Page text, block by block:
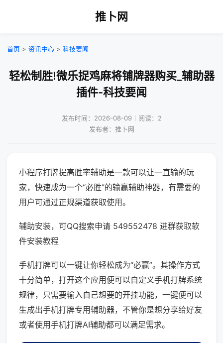
推卜网
首页 > 资讯中心 > 科技要闻
轻松制胜!微乐捉鸡麻将铺牌器购买_辅助器
插件-科技要闻
发布时间：2026-08-09｜阅读：2
发布者：推卜网
小程序打牌提高胜率辅助是一款可以让一直输的玩
家，快速成为一个“必胜”的输赢辅助神器，有需要的
用户可通过正规渠道获取使用。
辅助安装，可QQ搜索申请 549552478 进群获取软
件安装教程
手机打牌可以一键让你轻松成为“必赢”。其操作方式
十分简单，打开这个应用便可以自定义手机打牌系统
规律，只需要输入自己想要的开挂功能，一键便可以
生成出手机打牌专用辅助器，不管你是想分享给好友
或者使用手机打牌AI辅助都可以满足需求。